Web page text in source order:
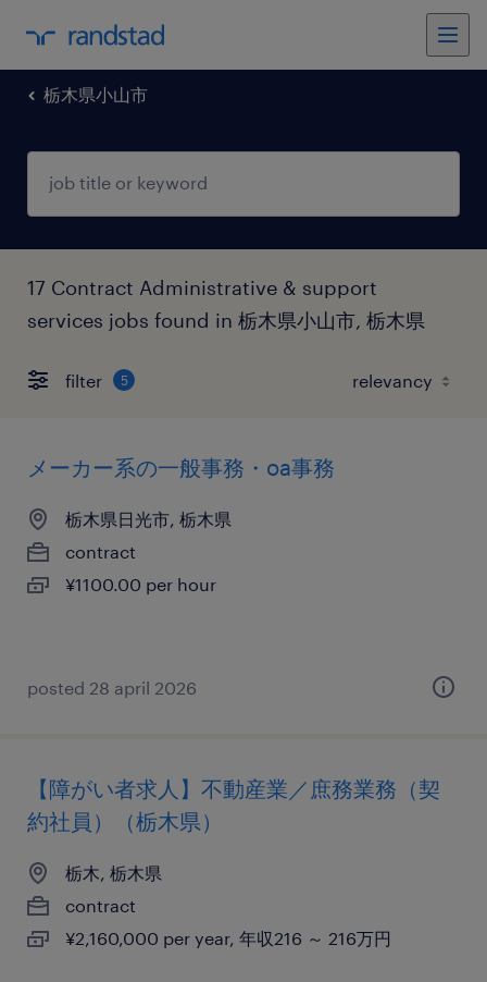
栃木県小山市
17 Contract Administrative & support
services jobs found in 栃木県小山市, 栃木県
filter 5
メーカー系の一般事務・oa事務
栃木県日光市, 栃木県
contract
¥1100.00 per hour
posted 28 april 2026
【障がい者求人】不動産業／庶務業務（契
約社員）（栃木県）
栃木, 栃木県
contract
¥2,160,000 per year, 年収216 ～ 216万円